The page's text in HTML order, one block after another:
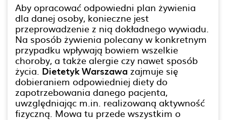
Aby opracować odpowiedni plan żywienia
dla danej osoby, konieczne jest
przeprowadzenie z nią dokładnego wywiadu.
Na sposób żywienia polecany w konkretnym
przypadku wpływają bowiem wszelkie
choroby, a także alergie czy nawet sposób
życia. Dietetyk Warszawa zajmuje się
dobieraniem odpowiedniej diety do
zapotrzebowania danego pacjenta,
uwzględniając m.in. realizowaną aktywność
fizyczną. Mowa tu przede wszystkim o